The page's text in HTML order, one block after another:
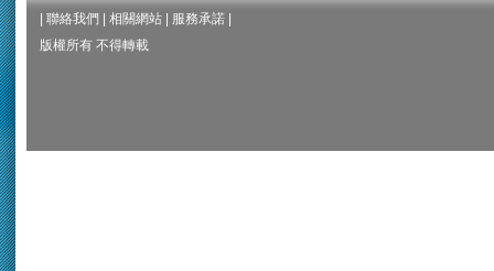
聯絡我們 相關網站 服務承諾
版權所有 不得轉載